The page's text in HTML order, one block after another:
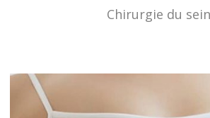
Chirurgie du sein